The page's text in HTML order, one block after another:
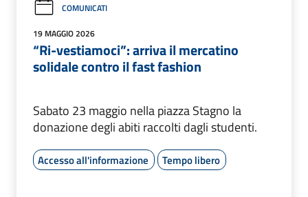
COMUNICATI
19 MAGGIO 2026
“Ri-vestiamoci”: arriva il mercatino
solidale contro il fast fashion
Sabato 23 maggio nella piazza Stagno la
donazione degli abiti raccolti dagli studenti.
Accesso all'informazione Tempo libero